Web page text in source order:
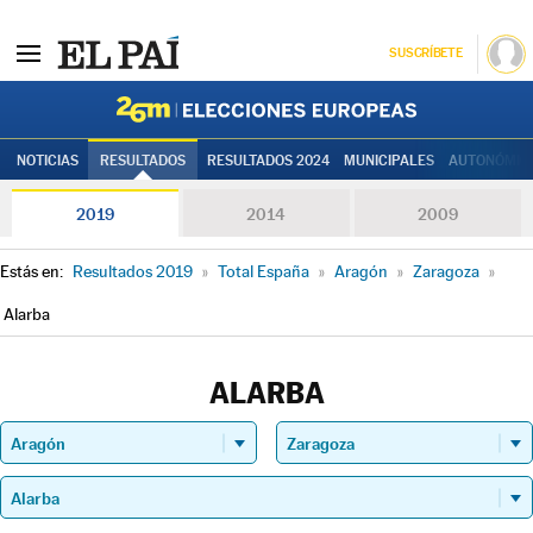
SUSCRÍBETE
NOTICIAS RESULTADOS RESULTADOS 2024 MUNICIPALES
2019 2014 2009
Estás en: Resultados 2019 » Total España » Aragón » Zaragoza »
Alarba
ALARBA